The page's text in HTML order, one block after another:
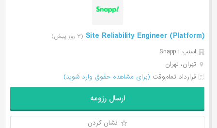
(Site Reliability Engineer (Platform (۳ روز پیش)
اسنپ | Snapp
تهران، تهران
قرارداد تمام‌وقت (برای مشاهده حقوق وارد شوید)
ارسال رزومه
نشان کردن